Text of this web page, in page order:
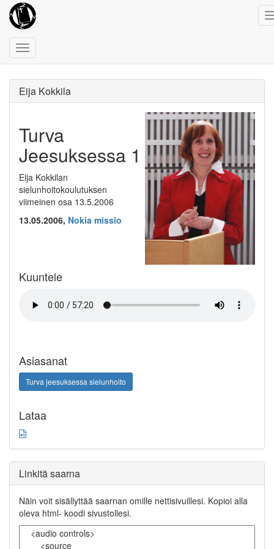
Toggle
navigation
Eija Kokkila
Turva
Jeesuksessa 1
Eija Kokkilan
sielunhoitokoulutuksen
viimeinen osa 13.5.2006
13.05.2006, Nokia missio
Kuuntele
Asiasanat
Turva jeesuksessa sielunhoito
Lataa
Linkitä saarna
Näin voit sisällyttää saarnan omille nettisivuillesi. Kopioi alla
oleva html- koodi sivustollesi.